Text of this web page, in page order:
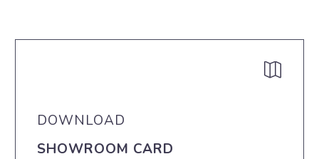


DOWNLOAD
SHOWROOM CARD